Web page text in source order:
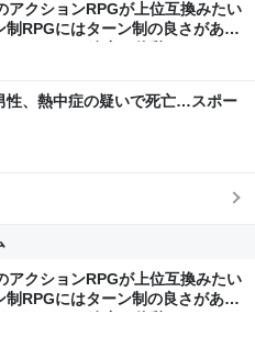
アクションRPGが上位互換みたい
RPGにはターン制の良さがある
れたり、途中で休憩したりでき
か もっとターン制を煮詰めて欲
トパストラベラーを推したい
性、熱中症の疑いで死亡…スポー
アクションRPGが上位互換みたい
RPGにはターン制の良さがある
れたり、途中で休憩したりでき
か もっとターン制を煮詰めて欲